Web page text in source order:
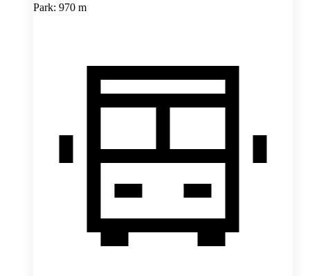
Park: 970 m